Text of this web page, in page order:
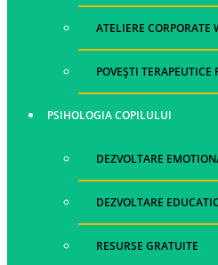
ATELIERE CORPORATE
POVEȘTI TERAPEUTICE
PSIHOLOGIA COPILULUI
DEZVOLTARE
DEZVOLTARE
RESURSE GRATUITE